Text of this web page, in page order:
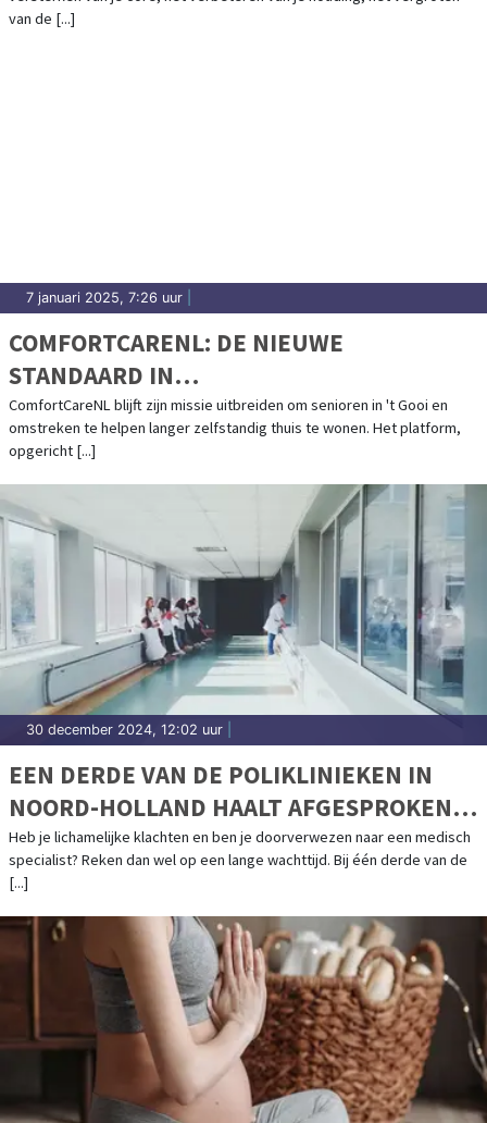
BERKELEY
van de [...]
7 januari 2025, 7:26 uur
COMFORTCARENL: DE NIEUWE
STANDAARD IN
OUDERENONDERSTEUNING IN 'T GOOI
ComfortCareNL blijft zijn missie uitbreiden om senioren in 't Gooi en
omstreken te helpen langer zelfstandig thuis te wonen. Het platform,
opgericht [...]
30 december 2024, 12:02 uur
EEN DERDE VAN DE POLIKLINIEKEN IN
NOORD-HOLLAND HAALT AFGESPROKEN
NORM WACHTTIJDEN NIET
Heb je lichamelijke klachten en ben je doorverwezen naar een medisch
specialist? Reken dan wel op een lange wachttijd. Bij één derde van de
[...]